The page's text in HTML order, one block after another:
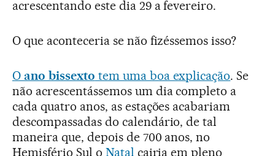
acrescentando este dia 29 a fevereiro.
O que aconteceria se não fizéssemos isso?
O ano bissexto tem uma boa explicação. Se
não acrescentássemos um dia completo a
cada quatro anos, as estações acabariam
descompassadas do calendário, de tal
maneira que, depois de 700 anos, no
Hemisfério Sul o Natal cairia em pleno